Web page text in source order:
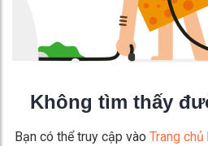
Không tìm thấy
Bạn có thể truy cập vào Trang chủ